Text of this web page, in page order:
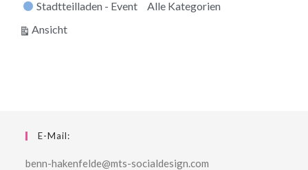
Stadtteilladen - Event
Alle Kategorien
Ansichtausdrucken
E-Mail:
benn-hakenfelde@mts-socialdesign.com